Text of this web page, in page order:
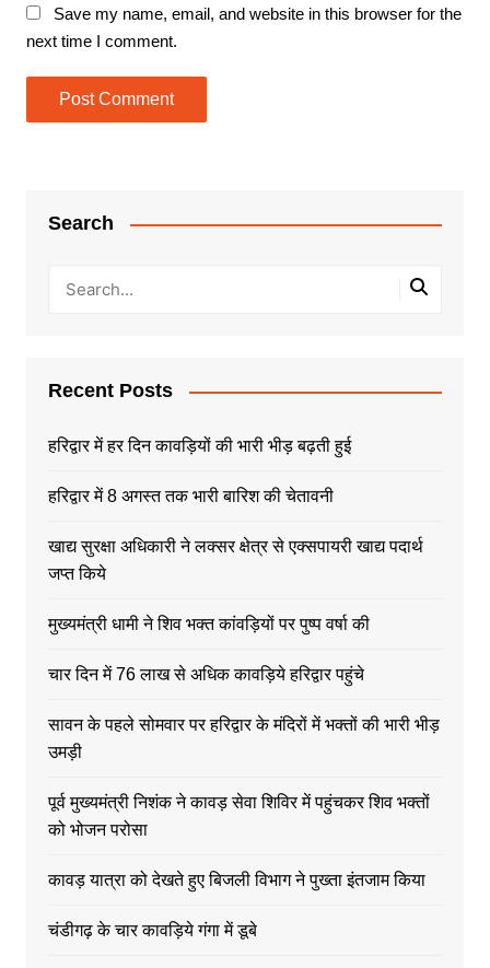
Save my name, email, and website in this browser for the
next time I comment.
Search
Recent Posts
हरिद्वार में हर दिन कावड़ियों की भारी भीड़ बढ़ती हुई
हरिद्वार में 8 अगस्त तक भारी बारिश की चेतावनी
खाद्य सुरक्षा अधिकारी ने लक्सर क्षेत्र से एक्सपायरी खाद्य पदार्थ
जप्त किये
मुख्यमंत्री धामी ने शिव भक्त कांवड़ियों पर पुष्प वर्षा की
चार दिन में 76 लाख से अधिक कावड़िये हरिद्वार पहुंचे
सावन के पहले सोमवार पर हरिद्वार के मंदिरों में भक्तों की भारी भीड़
उमड़ी
पूर्व मुख्यमंत्री निशंक ने कावड़ सेवा शिविर में पहुंचकर शिव भक्तों
को भोजन परोसा
कावड़ यात्रा को देखते हुए बिजली विभाग ने पुख्ता इंतजाम किया
चंडीगढ़ के चार कावड़िये गंगा में डूबे